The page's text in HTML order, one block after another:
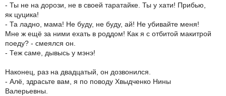
- Ты не на дорози, не в своей таратайке. Ты у хати! Прибью,
як цуцика!
- Та ладно, мама! Не буду, не буду, ай! Не убивайте меня!
Мне ж ещё за ними ехать в роддом! Как я с отбитой макитрой
поеду? - смеялся он.
- Теж саме, дывысь у мэнэ!
Наконец, раз на двадцатый, он дозвонился.
- Алё, здрасьте вам, я по поводу Хвыдченко Нины
Валерьевны.